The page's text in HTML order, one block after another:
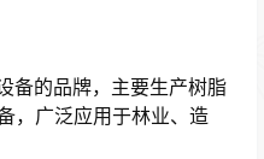
备的品牌，主要生产树脂
，广泛应用于林业、造